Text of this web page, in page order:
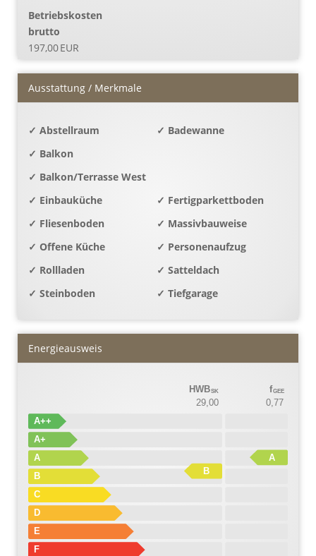
Betriebskosten
brutto
197,00 EUR
Ausstattung / Merkmale
✓ Abstellraum
✓ Badewanne
✓ Balkon
✓ Balkon/Terrasse West
✓ Einbauküche
✓ Fertigparkettboden
✓ Fliesenboden
✓ Massivbauweise
✓ Offene Küche
✓ Personenaufzug
✓ Rollladen
✓ Satteldach
✓ Steinboden
✓ Tiefgarage
Energieausweis
HWBSK
29,00 0,77
fGEE
A++
A+
A
B
C
D
E
F
A
B